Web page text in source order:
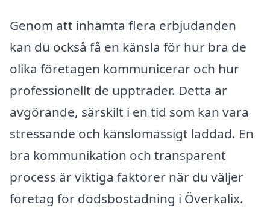
Genom att inhämta flera erbjudanden
kan du också få en känsla för hur bra de
olika företagen kommunicerar och hur
professionellt de uppträder. Detta är
avgörande, särskilt i en tid som kan vara
stressande och känslomässigt laddad. En
bra kommunikation och transparent
process är viktiga faktorer när du väljer
företag för dödsbostädning i Överkalix.